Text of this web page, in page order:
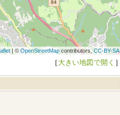
| © OpenStreetMapcontributors, CC-BY-SA
［大きい地図で開く ］